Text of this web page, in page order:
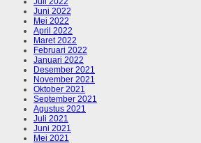
Juni 2022
Mei 2022
April 2022
Maret 2022
Februari 2022
Januari 2022
Desember 2021
November 2021
Oktober 2021
September 2021
Agustus 2021
Juli 2021
Juni 2021
Mei 2021